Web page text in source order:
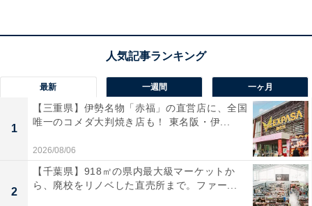
最新 一週間 一ヶ月
1
【三重県】伊勢名物「赤福」の直営店に、全国
唯一のコメダ大判焼き店も！ 東名阪・伊...
2026/08/06
2
【千葉県】918㎡の県内最大級マーケットか
ら、廃校をリノベした直売所まで。ファー...